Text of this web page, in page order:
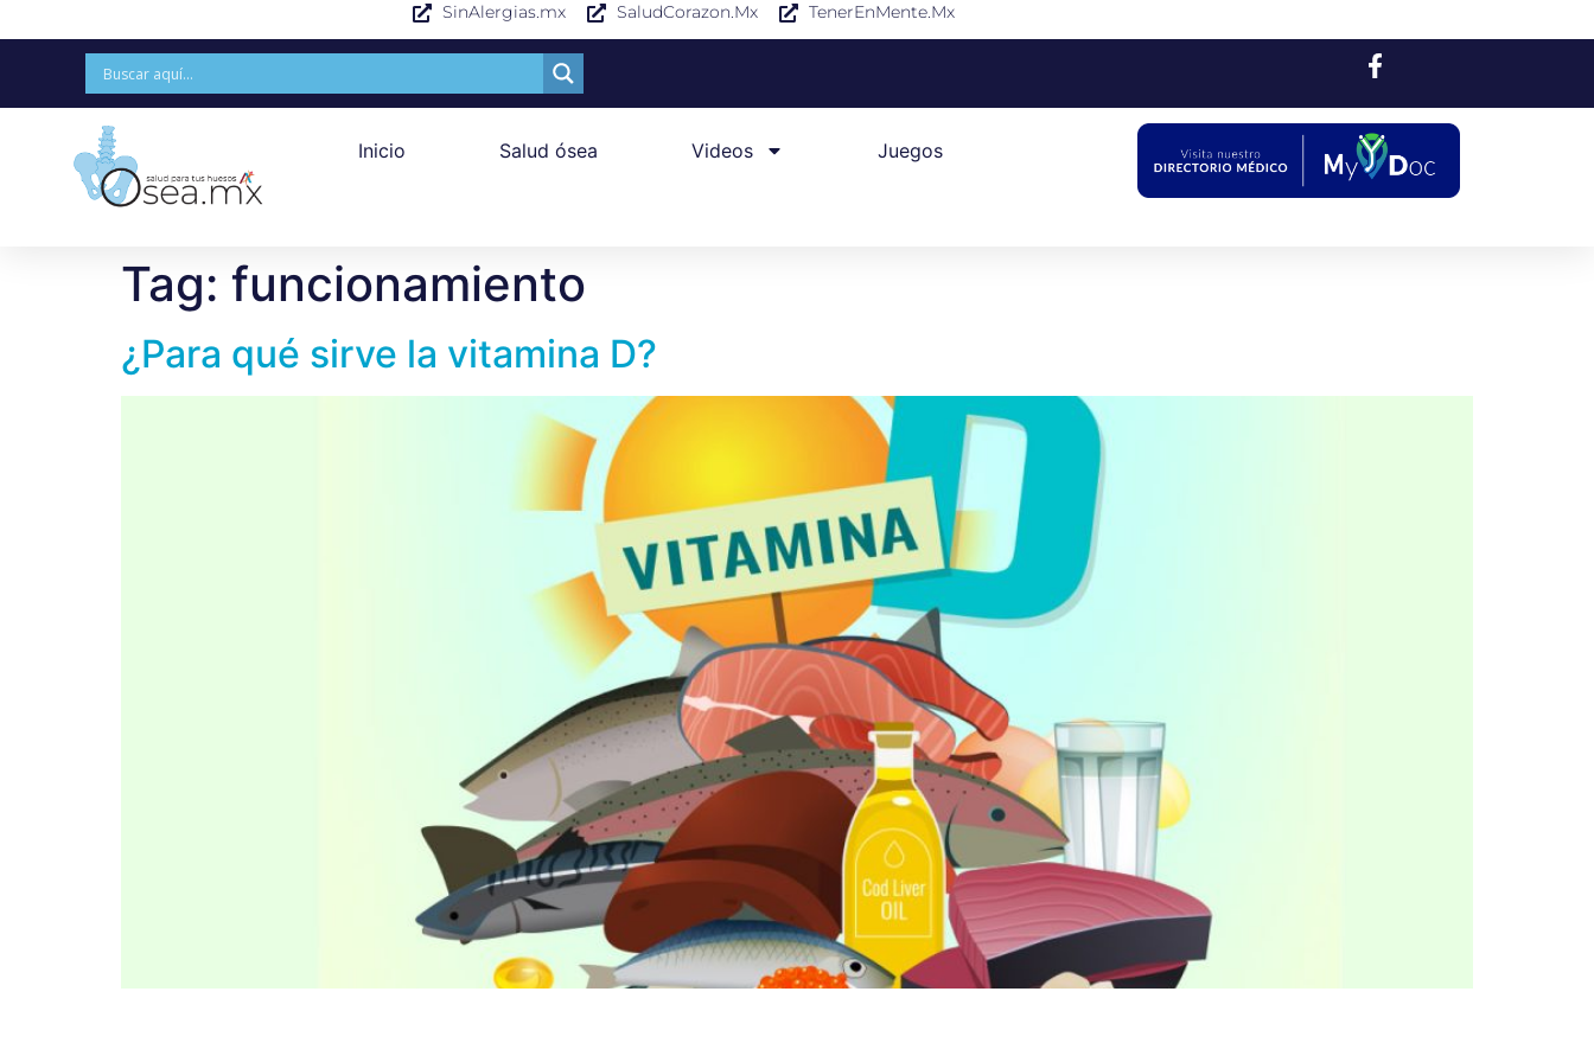
SinAlergias.mx SaludCorazon.Mx TenerEnMente.Mx
Inicio Salud ósea Videos Juegos
Tag: funcionamiento
¿Para qué sirve la vitamina D?